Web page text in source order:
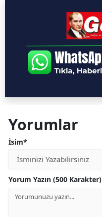
Yorumlar
İsim*
Yorum Yazın (500 Karakter)